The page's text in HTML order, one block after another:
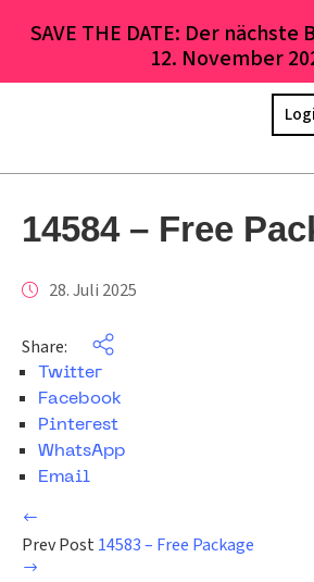
SAVE THE DATE: Der nächste
12. November
14584 – Free
28. Juli 2025
Share:
Twitter
Facebook
Pinterest
WhatsApp
Email
Prev Post 14583 – Free Package